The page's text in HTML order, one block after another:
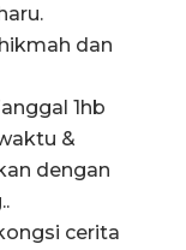
dan
1hb
&
dengan
cerita